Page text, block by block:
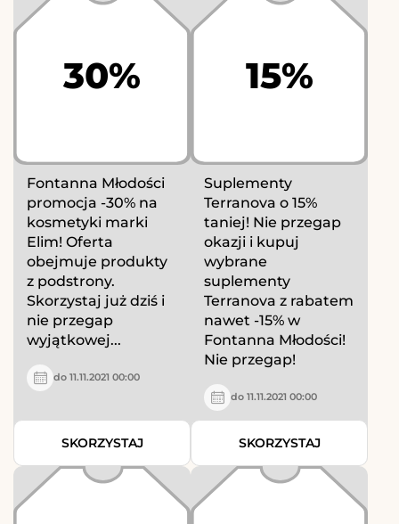
30%
Fontanna Młodości
promocja -30% na
kosmetyki marki
Elim! Oferta
obejmuje produkty
z podstrony.
Skorzystaj już dziś i
nie przegap
wyjątkowej...
do 11.11.2021 00:00
SKORZYSTAJ
15%
Suplementy
Terranova o 15%
taniej! Nie przegap
okazji i kupuj
wybrane
suplementy
Terranova z rabatem
nawet -15% w
Fontanna Młodości!
Nie przegap!
do 11.11.2021 00:00
SKORZYSTAJ